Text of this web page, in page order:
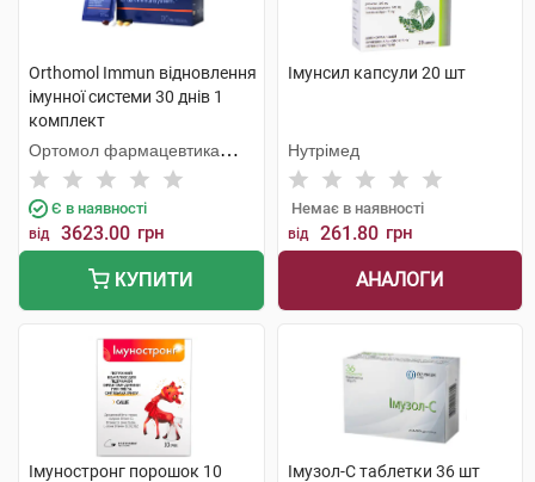
Orthomol Immun відновлення
імунної системи 30 днів 1
комплект
Ортомол фармацевтика
Вертрібс ГмбХ
Є в наявності
від 3623.00 грн
КУПИТИ
Імунсил капсули 20 шт
Нутрімед
Немає в наявності
від 261.80 грн
АНАЛОГИ
Імуностронг порошок 10
Імузол-С таблетки 36 шт